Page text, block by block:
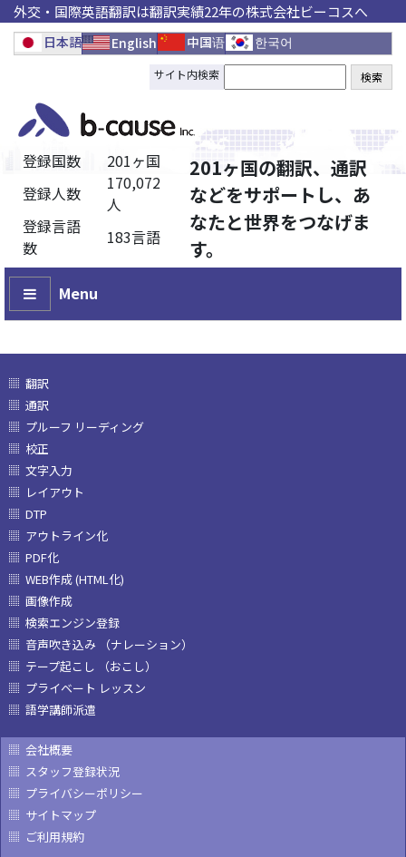
外交・国際英語翻訳は翻訳実績22年の株式会社ビーコスへ